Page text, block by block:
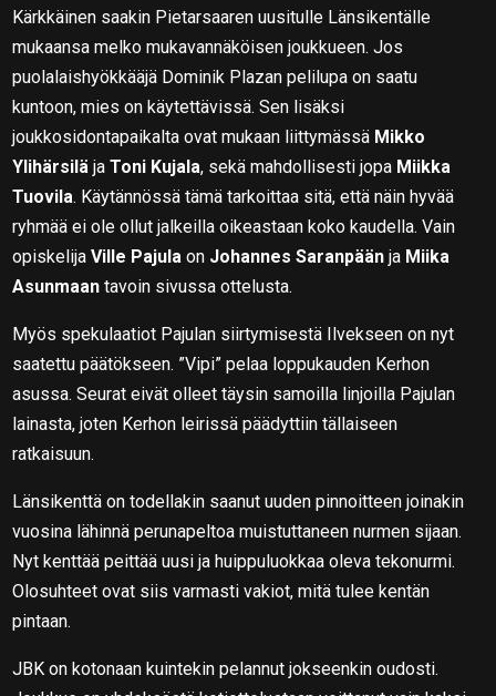
Kärkkäinen saakin Pietarsaaren uusitulle Länsikentälle
mukaansa melko mukavannäköisen joukkueen. Jos
puolalaishyökkääjä Dominik Plazan pelilupa on saatu
kuntoon, mies on käytettävissä. Sen lisäksi
joukkosidontapaikalta ovat mukaan liittymässä Mikko
Ylihärsilä jaToni Kujala, sekä mahdollisesti jopa Miikka
Tuovila. Käytännössä tämä tarkoittaa sitä, että näin hyvää
ryhmää ei ole ollut jalkeilla oikeastaan koko kaudella. Vain
opiskelijaVille Pajula on Johannes Saranpään ja Miika
Asunmaan tavoin sivussa ottelusta.
Myös spekulaatiot Pajulan siirtymisestä Ilvekseen on nyt
saatettu päätökseen. ”Vipi” pelaa loppukauden Kerhon
asussa. Seurat eivät olleet täysin samoilla linjoilla Pajulan
lainasta, joten Kerhon leirissä päädyttiin tällaiseen
ratkaisuun.
Länsikenttä on todellakin saanut uuden pinnoitteen joinakin
vuosina lähinnä perunapeltoa muistuttaneen nurmen sijaan.
Nyt kenttää peittää uusi ja huippuluokkaa oleva tekonurmi.
Olosuhteet ovat siis varmasti vakiot, mitä tulee kentän
pintaan.
JBK on kotonaan kuintekin pelannut jokseenkin oudosti.